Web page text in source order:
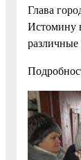
Глава
Истомину